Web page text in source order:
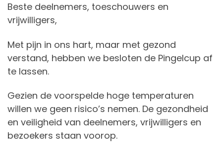
Beste deelnemers, toeschouwers en
vrijwilligers,
Met pijn in ons hart, maar met gezond
verstand, hebben we besloten de Pingelcup af
te lassen.
Gezien de voorspelde hoge temperaturen
willen we geen risico’s nemen. De gezondheid
en veiligheid van deelnemers, vrijwilligers en
bezoekers staan voorop.